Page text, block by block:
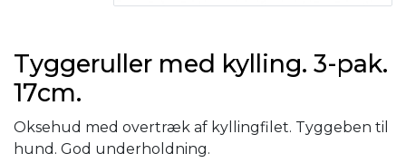
Tyggeruller med kylling. 3-pak.
17cm.
Oksehud med overtræk af kyllingfilet. Tyggeben til
hund. God underholdning.